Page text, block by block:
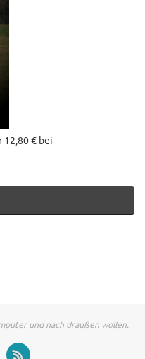
12,80 € bei
und nach draußen wollen.